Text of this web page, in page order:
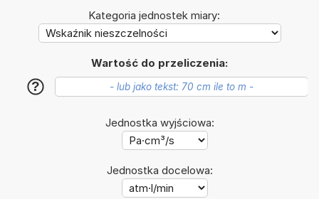
Kategoria jednostek miary:
Wartość do przeliczenia:
?
Jednostka wyjściowa:
Jednostka docelowa: